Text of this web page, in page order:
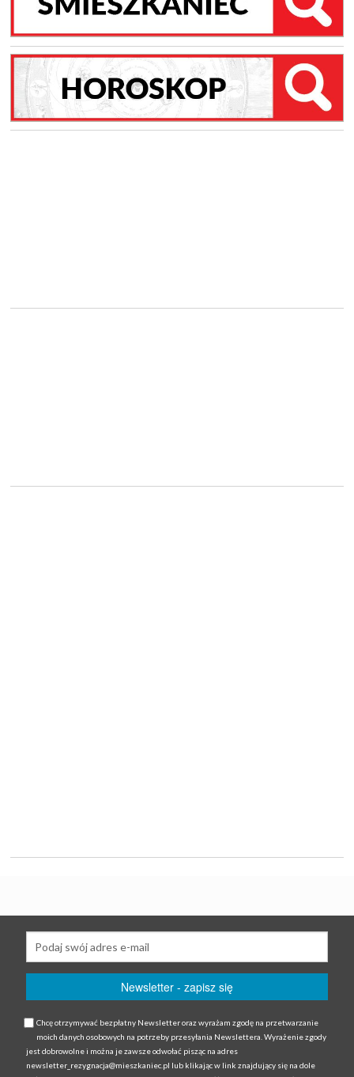
Chcę otrzymywać bezpłatny Newsletter oraz wyrażam zgodę na przetwarzanie
moich danych osobowych na potrzeby przesyłania Newslettera. Wyrażenie zgody
jest dobrowolne i można je zawsze odwołać pisząc na adres
newsletter_rezygnacja@mieszkaniec.pl lub klikając w link znajdujący się na dole